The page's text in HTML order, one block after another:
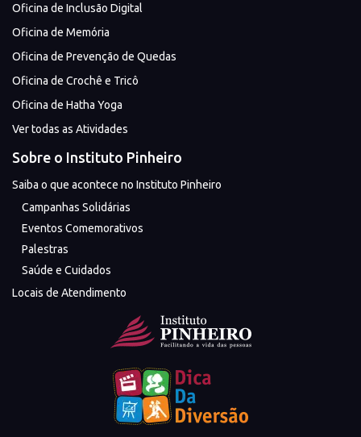
Oficina de Inclusão Digital
Oficina de Memória
Oficina de Prevenção de Quedas
Oficina de Crochê e Tricô
Oficina de Hatha Yoga
Ver todas as Atividades
Sobre o Instituto Pinheiro
Saiba o que acontece no Instituto Pinheiro
Campanhas Solidárias
Eventos Comemorativos
Palestras
Saúde e Cuidados
Locais de Atendimento